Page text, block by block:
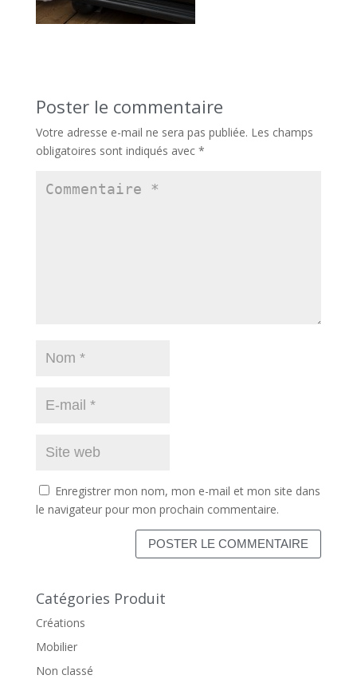
Poster le commentaire
Votre adresse e-mail ne sera pas publiée. Les champs
obligatoires sont indiqués avec *
Enregistrer mon nom, mon e-mail et mon site dans
le navigateur pour mon prochain commentaire.
Catégories Produit
Créations
Mobilier
Non classé